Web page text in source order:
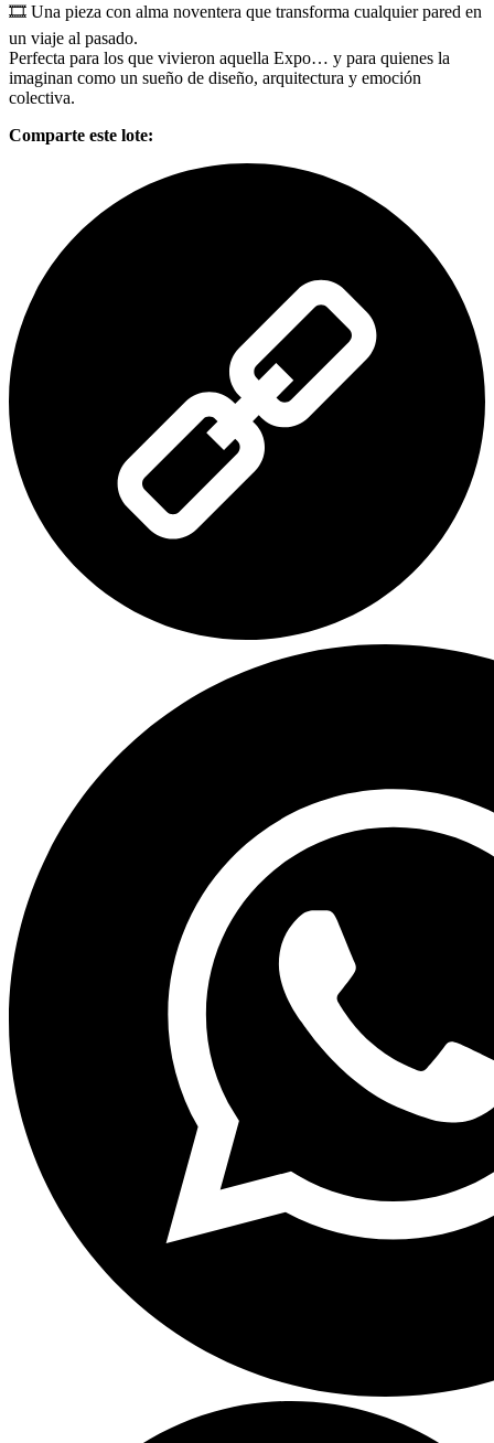
🎞️ Una pieza con alma noventera que transforma cualquier pared en
un viaje al pasado.
Perfecta para los que vivieron aquella Expo… y para quienes la
imaginan como un sueño de diseño, arquitectura y emoción
colectiva.
Comparte este lote: